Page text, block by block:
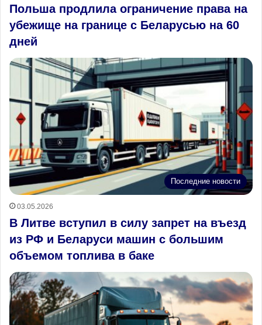
Польша продлила ограничение права на
убежище на границе с Беларусью на 60
дней
Последние новости
03.05.2026
В Литве вступил в силу запрет на въезд
из РФ и Беларуси машин с большим
объемом топлива в баке